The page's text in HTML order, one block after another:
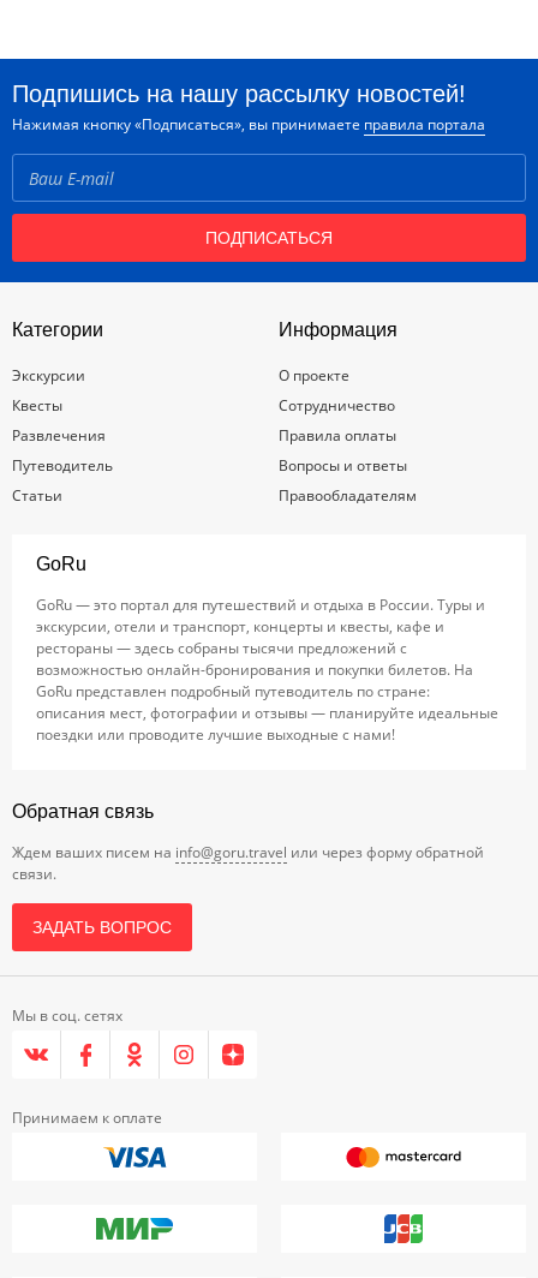
Подпишись на нашу рассылку новостей!
Нажимая кнопку «Подписаться», вы принимаете правила портала
ПОДПИСАТЬСЯ
Категории
Экскурсии
Квесты
Развлечения
Путеводитель
Статьи
Информация
О проекте
Сотрудничество
Правила оплаты
Вопросы и ответы
Правообладателям
GoRu
GoRu — это портал для путешествий и отдыха в России. Туры и
экскурсии, отели и транспорт, концерты и квесты, кафе и
рестораны — здесь собраны тысячи предложений с
возможностью онлайн-бронирования и покупки билетов. На
GoRu представлен подробный путеводитель по стране:
описания мест, фотографии и отзывы — планируйте идеальные
поездки или проводите лучшие выходные с нами!
Обратная связь
Ждем ваших писем на info@goru.travel или через форму обратной
связи.
ЗАДАТЬ ВОПРОС
Мы в соц. сетях
Принимаем к оплате